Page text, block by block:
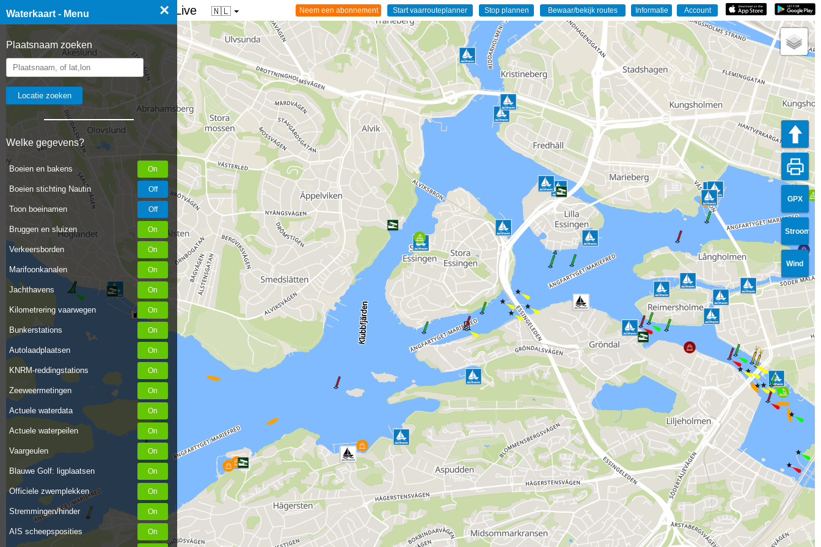
Waterkaart - Menu ×
Plaatsnaam zoeken
Welke gegevens?
Boeien en bakens
Boeien stichting Nautin
Toon boeinamen
Bruggen en sluizen
Verkeersborden
Marifoonkanalen
Jachthavens
Kilometrering vaarwegen
Bunkerstations
Autolaadplaatsen
KNRM-reddingstations
Zeeweermetingen
Actuele waterdata
Actuele waterpeilen
Vaargeulen
Blauwe Golf: ligplaatsen
Officiele zwemplekken
Stremmingen/hinder
AIS scheepsposities
☰ Waterkaart van Nederland - Live 🇳🇱
GPX
Stroom
Wind